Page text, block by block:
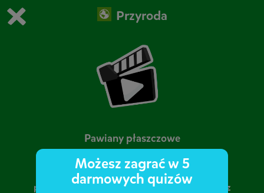
Grasz w wersję demonstracyjną Squli
Kup teraz!
0 1
Przyroda
Pawiany płaszczowe
Obejrzyj film o pawianach płaszczowych,
przedstawiający najważniejsze informacje oraz
Możesz zagrać w 5
darmowych quizów